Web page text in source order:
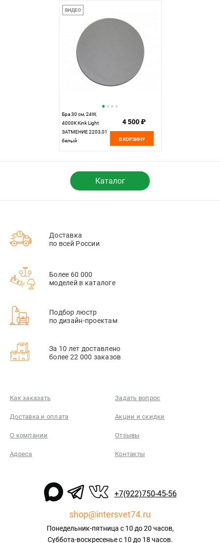
ВИДЕО
Бра 30 см, 24W,
4000К Kink Light
ЗАТМЕНИЕ 2203,01
белый
4 500 ₽
В КОРЗИНУ
Каталог
Доставка
по всей России
Более 60 000
моделей в каталоге
Подбор люстр
по дизайн-проектам
За 10 лет доставлено
более 22 000 заказов
Как заказать Задать вопрос
Доставка и оплата Акции и скидки
О компании Отзывы
Адреса Контакты
+7(922)750-45-56
shop@intersvet74.ru
Понедельник-пятница с 10 до 20 часов,
Суббота-воскресенье с 10 до 18 часов.